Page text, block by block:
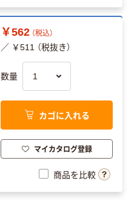
￥562 （税込）
／ ￥511 （税抜き）
数量
カゴに入れる
マイカタログ登録
商品を比較